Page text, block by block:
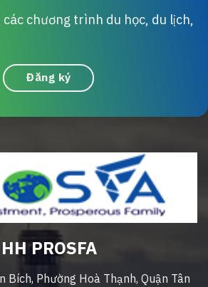
chương trình du học, du lịch,
Đăng ký
PROSFA
Bích, Phường Hoà Thạnh, Quận Tân